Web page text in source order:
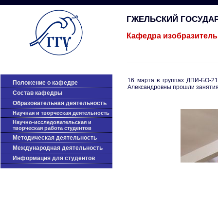
ГЖЕЛЬСКИЙ
Кафедра
Положение о кафедре
Cостав кафедры
Образовательная деятельность
Научная и творческая деятельность
Научно-исследовательская и
творческая работа студентов
Методическая деятельность
Международная деятельность
Информация для студентов
16 марта в группах ДПИ-БО-
Александровны прошли